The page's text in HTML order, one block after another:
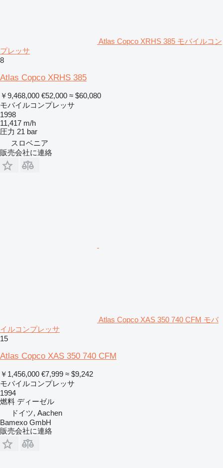
Atlas Copco XRHS 385 モバイルコン
プレッサ
8
Atlas Copco XRHS 385
￥9,468,000 €52,000 ≈ $60,080
モバイルコンプレッサ
1998
11,417 m/h
圧力 21 bar
スロベニア
販売会社に連絡
Atlas Copco XAS 350 740 CFM モバ
イルコンプレッサ
15
Atlas Copco XAS 350 740 CFM
￥1,456,000 €7,999 ≈ $9,242
モバイルコンプレッサ
1994
燃料 ディーゼル
ドイツ, Aachen
Bamexo GmbH
販売会社に連絡